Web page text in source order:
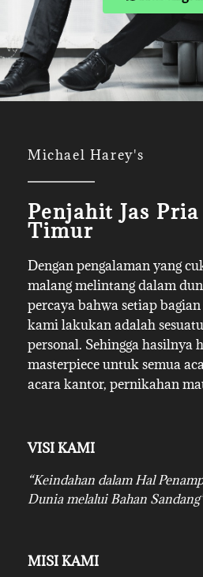
Michael Harey's
Penjahit Jas
Timur
Dengan pengalaman yang
malang melintang dalam
percaya bahwa setiap
kami lakukan adalah
personal. Sehingga hasilnya
masterpiece untuk semua
acara kantor, pernikahan
VISI KAMI
“Keindahan dalam Hal
Dunia melalui Bahan
MISI KAMI